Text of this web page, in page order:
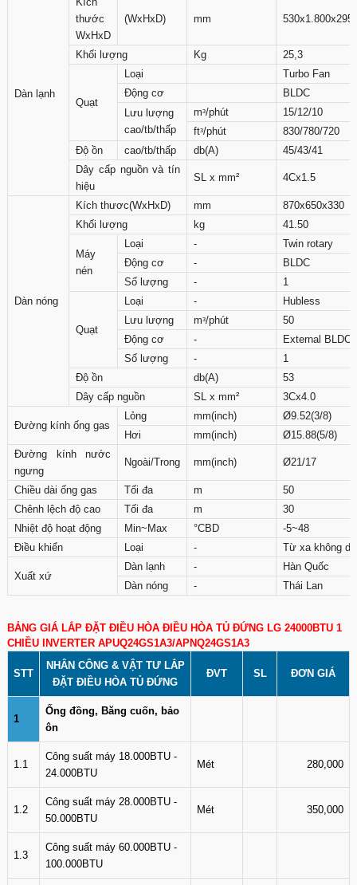
Dàn lạnh
thước
WxHxD
(WxHxD) mm 530x1.800x295
Khối lượng Kg 25,3
Quạt
Loại
Turbo Fan
Động cơ
BLDC
Lưu lượng
cao/tb/thấp
mᶟ/phút
15/12/10
ftᶟ/phút
830/780/720
Độ ồn
cao/tb/thấp db(A)
45/43/41
Dây cấp nguồn và tín
hiệu
SL x mm² 4Cx1.5
Dàn nóng
Kích thươc(WxHxD) mm
870x650x330
Khối lượng
kg 41.50
Máy
nén
Loại -
Twin rotary
Động cơ
-
BLDC
Số lượng
- 1
Quạt
Loại -
Hubless
Lưu lượng
mᶟ/phút
50
Động cơ
-
External BLDC
Số lượng
-
1
Độ ồn
db(A)
53
Dây cấp nguồn
SL x mm² 3Cx4.0
Đường kính ống gas
Lỏng mm(inch)
Ø9.52(3/8)
Hơi
mm(inch)
Ø15.88(5/8)
Đường kính nước
ngưng
Ngoài/Trong mm(inch) Ø21/17
Chiều dài ống gas Tối đa m
50
Chênh lệch độ cao
Tối đa m
30
Nhiệt độ hoạt động
Min~Max °CBD
-5~48
Điều khiển
Loại - Từ xa không
Xuất xứ
Dàn lạnh -
Hàn Quốc
Dàn nóng
- Thái Lan
BẢNG GIÁ LẮP ĐẶT ĐIỀU HÒA ĐIỀU HÒA TỦ ĐỨNG LG 24000BTU 1
CHIỀU INVERTER APUQ24GS1A3/APNQ24GS1A3
STT
NHÂN CÔNG & VẬT TƯ LẮP
ĐẶT ĐIỀU HÒA TỦ ĐỨNG
ĐVT SL ĐƠN GIÁ
1
Ống đồng, Băng cuốn, bảo
ôn
1.1
Công suất máy 18.000BTU -
24.000BTU
Mét 280,000
1.2
Công suất máy 28.000BTU -
50.000BTU
Mét 350,000
1.3
Công suất máy 60.000BTU -
100.000BTU